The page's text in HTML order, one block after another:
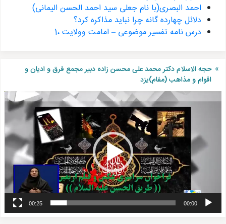
احمد البصری(با نام جعلی سید احمد الحسن الیمانی)
دلائل چهارده گانه چرا نباید مذاکره کرد؟
درس نامه تفسیر موضوعی – امامت وولایت ،1
حجه الاسلام دکتر محمد علی محسن زاده دبیر مجمع فرق و ادیان و
اقوام و مذاهب (مفام)یزد
00:00
00:25